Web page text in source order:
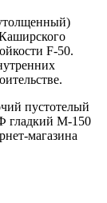
F-50.
пустотелый
гладкий М-150
магазина